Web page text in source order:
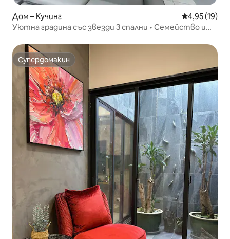
Дом – Кучинг Средна
4,95 (19)
Уютна градина със звезди 3 спални • Семейство и
Супердомакин
Супердомакин